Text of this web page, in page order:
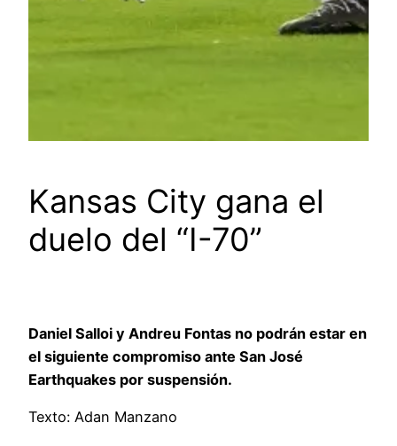
Kansas City gana el
duelo del “I-70”
Daniel Salloi y Andreu Fontas no podrán estar en
el siguiente compromiso ante San José
Earthquakes por suspensión.
Texto: Adan Manzano